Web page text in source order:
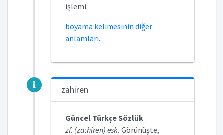
işlemi.
boyama kelimesinin diğer
anlamları..
zahiren
Güncel Türkçe Sözlük
zf. (za:hiren) esk. Görünüşte,